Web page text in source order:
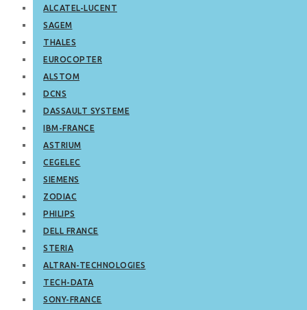
ALCATEL-LUCENT
SAGEM
THALES
EUROCOPTER
ALSTOM
DCNS
DASSAULT SYSTEME
IBM-FRANCE
ASTRIUM
CEGELEC
SIEMENS
ZODIAC
PHILIPS
DELL FRANCE
STERIA
ALTRAN-TECHNOLOGIES
TECH-DATA
SONY-FRANCE